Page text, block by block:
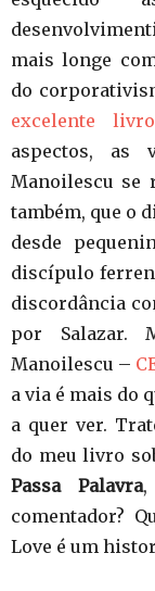
mais longe
do
excelente livro
aspectos, as
Manoilescu se
também, que o
desde
discípulo
discordância
por Salazar.
Manoilescu –
a via é mais do
a quer ver.
do meu livro
Passa Palavra,
comentador?
Love é um